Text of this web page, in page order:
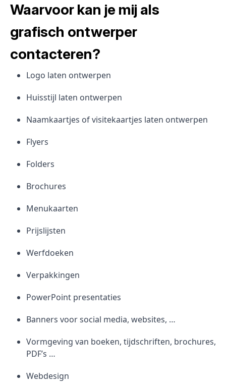
Waarvoor kan je mij als
grafisch ontwerper
contacteren?
Logo laten ontwerpen
Huisstijl laten ontwerpen
Naamkaartjes of visitekaartjes laten ontwerpen
Flyers
Folders
Brochures
Menukaarten
Prijslijsten
Werfdoeken
Verpakkingen
PowerPoint presentaties
Banners voor social media, websites, …
Vormgeving van boeken, tijdschriften, brochures,
PDF’s …
Webdesign